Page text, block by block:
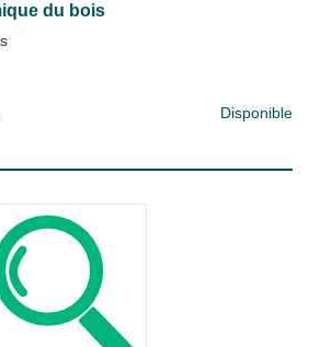
du bois
Disponible